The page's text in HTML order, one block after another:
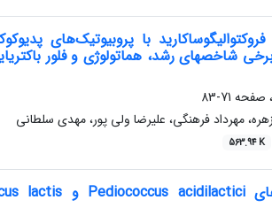
71-83
مهرداد فرهنگی، علیرضا ولی پور، مهدی سلطانی
563.94 K